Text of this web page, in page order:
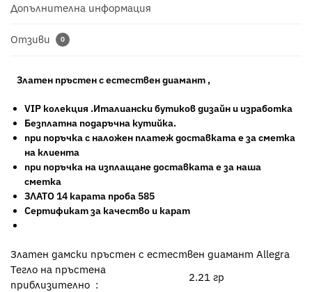
Допълнителна информация
Отзиви 0
Златен пръстен с естествен диамант ,
VIP колекция .Италиански бутиков дизайн и изработка
Безплатна подаръчна кутийка.
при поръчка с наложен платеж доставката е за сметка
на клиента
при поръчка на изплащане доставката е за наша
сметка
ЗЛАТО 14 карата проба 585
Сертификат за качество и карат
Златен дамски пръстен с естествен диамант Allegra
Тегло на пръстена
приблизително :
2.21 гр